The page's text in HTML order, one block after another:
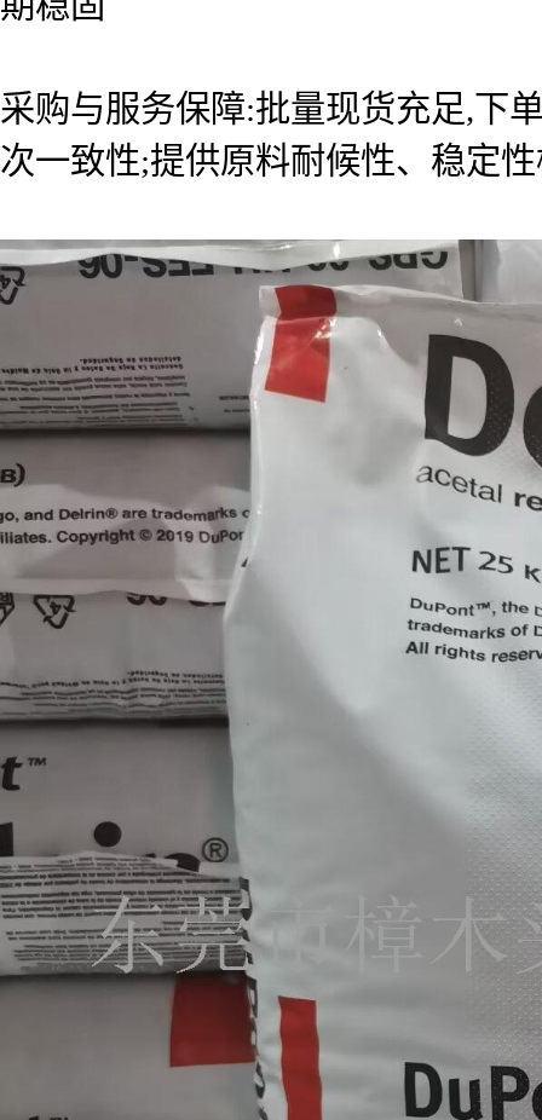
采购与服务保障:批量现货充足,下
次一致性;提供原料耐候性、稳定